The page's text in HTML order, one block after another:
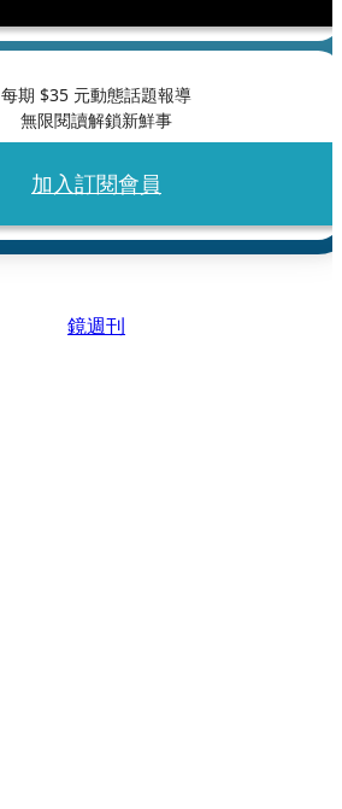
每期 $35 元動態話題報導
無限閱讀解鎖新鮮事
加入訂閱會員
鏡週刊